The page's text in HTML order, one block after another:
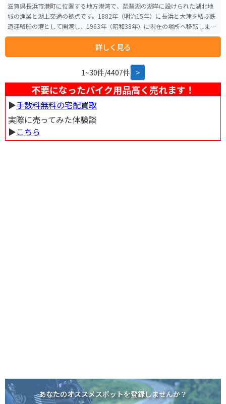
印刷できます。
滋賀県長浜市港町に位置する地方港湾で、琵琶湖の湖岸に設けられた湖北地
域の漁業と湖上交通の拠点です。1882年（明治15年）に長浜と大津を結ぶ鉄
道連絡船の港として開港し、1963年（昭和38年）に現在の場所へ移転しまし
た。現在は、竹生島への定期観光船が運航されており、冬には雪見、春には
花見の遊覧船も楽しめます。きれいな琵琶湖をみることができます。 アクセ
スはJR北陸本線「長浜駅」から徒歩約10分、北陸自動車道長浜ICから車で約1
5分と便利です。周辺には豊臣秀吉が築城した長浜城や黒壁スクエアなどの観
光スポットがあるので併せて訪れると良いです。無料駐車場がありますが、
観光シーズンは駐車場がすぐに一杯になります。一応近くに有料もあります。
詳しく見る
1~30件/4407件 >
不要になったバイク用品高く売れます！
▶︎手数料無料の宅配買取
実際に売ってみた体験談
▶︎こちら
あなたのオススメスポットを登録しませんか？